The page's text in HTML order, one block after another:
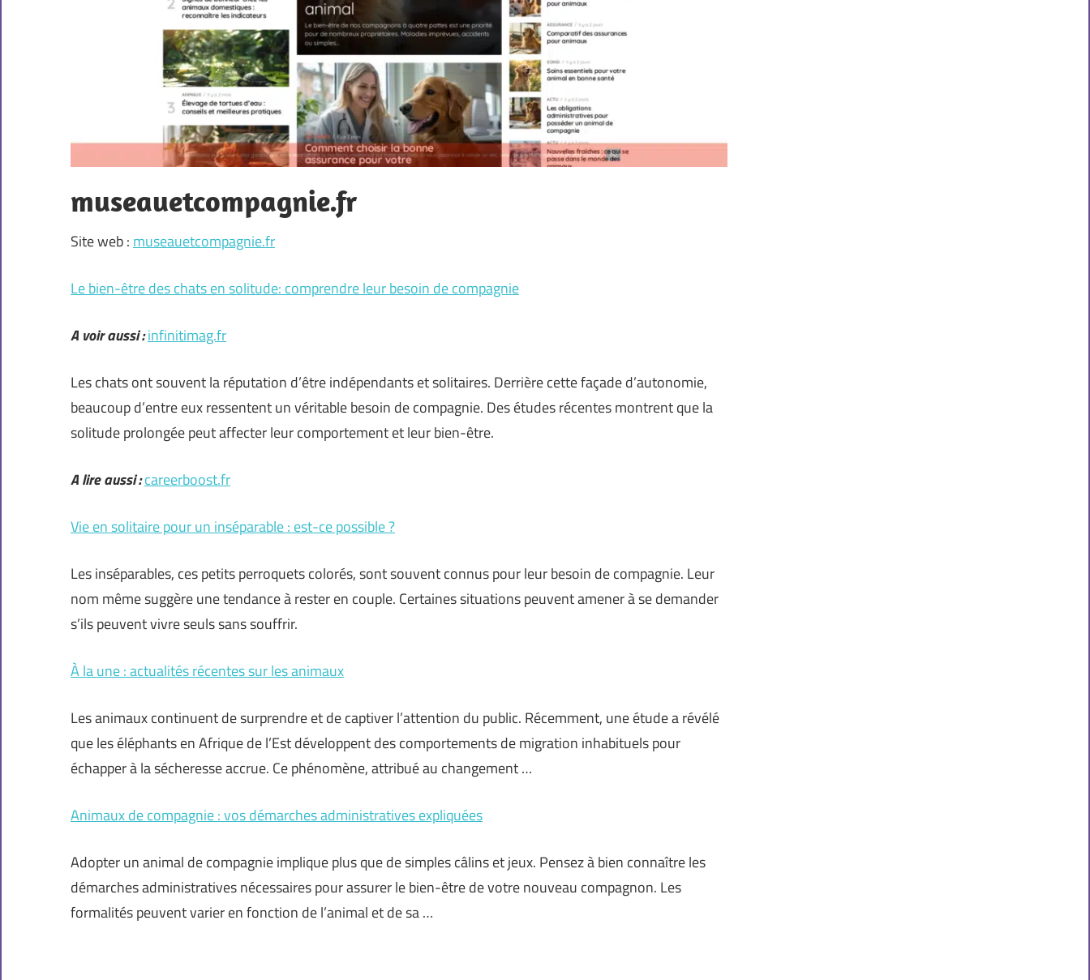
museauetcompagnie.fr
Site web : museauetcompagnie.fr
Le bien-être des chats en solitude: comprendre leur besoin de compagnie
A voir aussi :infinitimag.fr
Les chats ont souvent la réputation d’être indépendants et solitaires. Derrière cette façade d’autonomie,
beaucoup d’entre eux ressentent un véritable besoin de compagnie. Des études récentes montrent que la
solitude prolongée peut affecter leur comportement et leur bien-être.
A lire aussi :careerboost.fr
Vie en solitaire pour un inséparable : est-ce possible ?
Les inséparables, ces petits perroquets colorés, sont souvent connus pour leur besoin de compagnie. Leur
nom même suggère une tendance à rester en couple. Certaines situations peuvent amener à se demander
s’ils peuvent vivre seuls sans souffrir.
À la une : actualités récentes sur les animaux
Les animaux continuent de surprendre et de captiver l’attention du public. Récemment, une étude a révélé
que les éléphants en Afrique de l’Est développent des comportements de migration inhabituels pour
échapper à la sécheresse accrue. Ce phénomène, attribué au changement …
Animaux de compagnie : vos démarches administratives expliquées
Adopter un animal de compagnie implique plus que de simples câlins et jeux. Pensez à bien connaître les
démarches administratives nécessaires pour assurer le bien-être de votre nouveau compagnon. Les
formalités peuvent varier en fonction de l’animal et de sa …